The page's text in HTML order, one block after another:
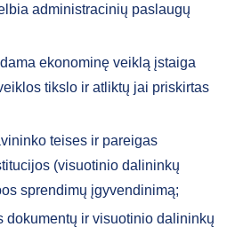
administracinių paslaugų
ekonominę veiklą įstaiga
tikslo ir atliktų jai priskirtas
teises ir pareigas
(visuotinio dalininkų
sprendimų įgyvendinimą;
dokumentų ir visuotinio dalininkų